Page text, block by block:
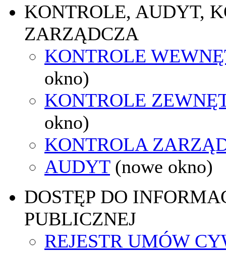
KONTROLE, AUDYT,
ZARZĄDCZA
KONTROLE
okno)
KONTROLE
okno)
KONTROLA
AUDYT (nowe okno)
DOSTĘP DO
PUBLICZNEJ
REJESTR UMÓW